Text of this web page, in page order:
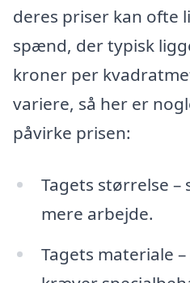
deres priser kan ofte
spænd, der typisk
kroner per
variere, så her er
påvirke prisen:
Tagets størrelse
mere arbejde.
Tagets materiale